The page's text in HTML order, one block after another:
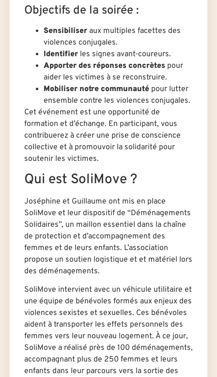
Objectifs de la soirée :
Sensibiliser aux multiples facettes des
violences conjugales.
Identifier les signes avant-coureurs.
Apporter des réponses concrètes pour
aider les victimes à se reconstruire.
Mobiliser notre communauté pour lutter
ensemble contre les violences conjugales.
Cet événement est une opportunité de
formation et d’échange. En participant, vous
contribuerez à créer une prise de conscience
collective et à promouvoir la solidarité pour
soutenir les victimes.
Qui est SoliMove ?
Joséphine et Guillaume ont mis en place
SoliMove et leur dispositif de “Déménagements
Solidaires”, un maillon essentiel dans la chaîne
de protection et d’accompagnement des
femmes et de leurs enfants. L’association
propose un soutien logistique et et matériel lors
des déménagements.
SoliMove intervient avec un véhicule utilitaire et
une équipe de bénévoles formés aux enjeux des
violences sexistes et sexuelles. Ces bénévoles
aident à transporter les effets personnels des
femmes vers leur nouveau logement. À ce jour,
SoliMove a réalisé près de 100 déménagements,
accompagnant plus de 250 femmes et leurs
enfants dans leur parcours vers la sortie des